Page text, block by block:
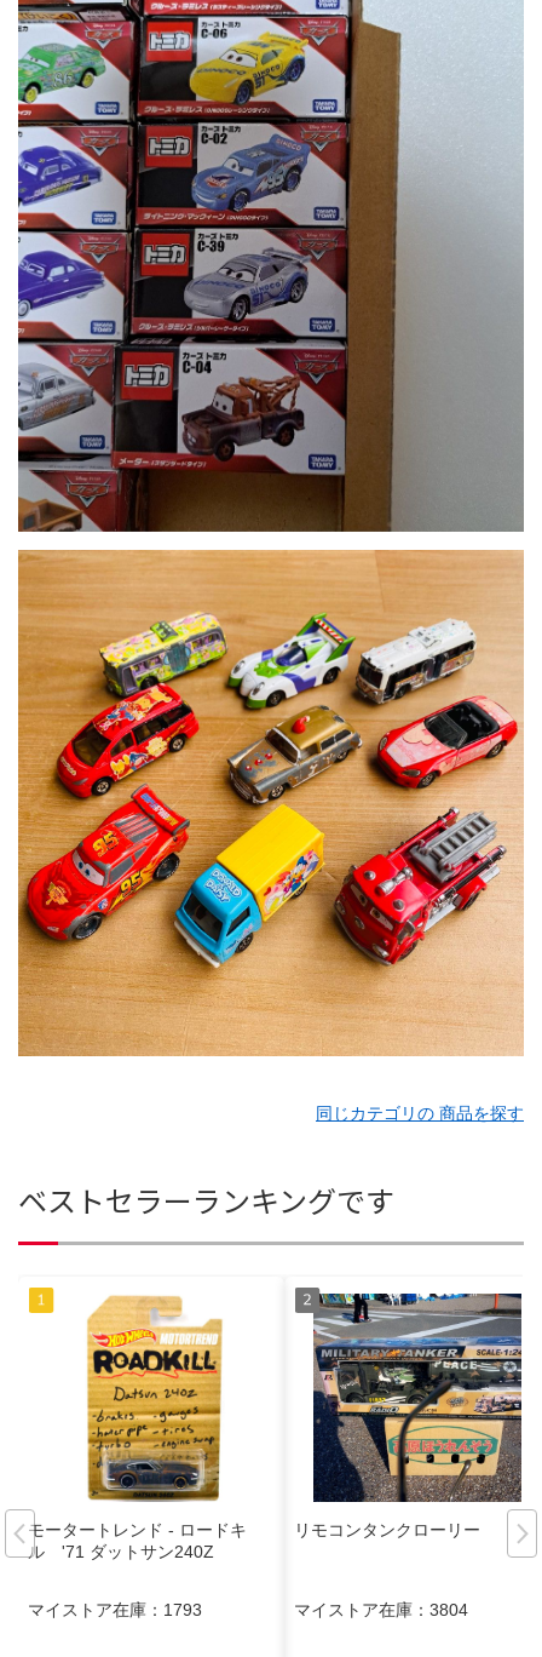
同じカテゴリの 商品を探す
ベストセラーランキングです
モータートレンド - ロードキ
ル '71 ダットサン240Z
マイストア在庫： 1793
リモコンタンクローリー
マイストア在庫： 3804